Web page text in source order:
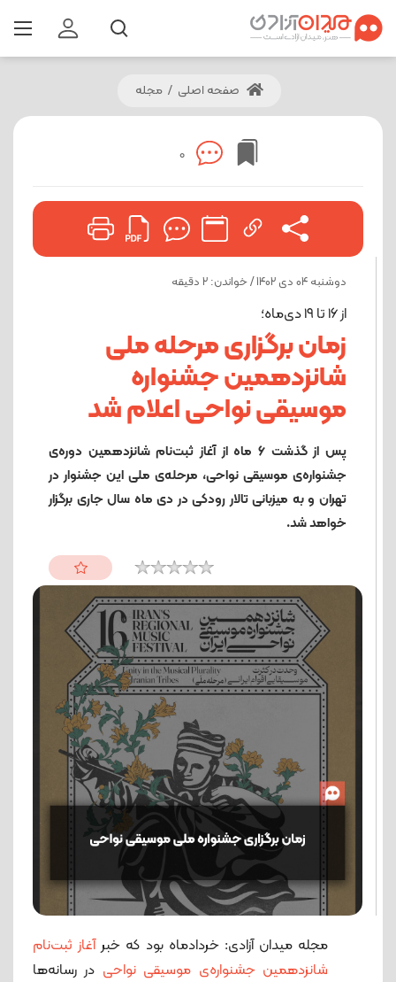
صفحه اصلی / مجله
0
دوشنبه 04 دی 1402 / خواندن: 2 دقیقه
از ۱۶ تا ۱۹ دی‌ماه؛
زمان برگزاری مرحله ملی
شانزدهمین جشنواره
موسیقی نواحی اعلام شد
پس از گذشت 6 ماه از آغاز ثبت‌نام شانزدهمین دوره‌ی
جشنواره‌ی موسیقی نواحی، مرحله‌ی ملی این جشنوار در
تهران و به میزبانی تالار رودکی در دی ماه سال جاری برگزار
خواهد شد.
مجله میدان آزادی: خردادماه بود که خبرآغاز ثبت‌نام
شانزدهمین جشنواره‌ی موسیقی نواحی در رسانه‌ها